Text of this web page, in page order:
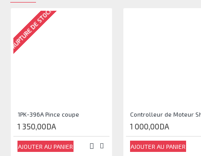
RUPTURE DE STOCK
1PK-396A Pince coupe
1 350,00DA
AJOUTER AU PANIER
1 000,00DA
AJOUTER AU PANIER